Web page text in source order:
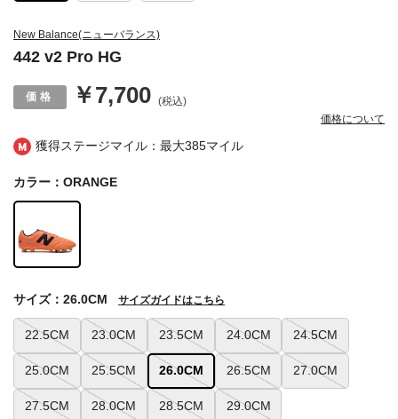
獲得ステージマイル：最大385マイル
New Balance(ニューバランス)
442 v2 Pro HG
￥7,700 (税込)
価格について
カラー：ORANGE
22.5CM 23.0CM 23.5CM 24.0CM 24.5CM
25.0CM 25.5CM 26.0CM 26.5CM 27.0CM
27.5CM 28.0CM 28.5CM 29.0CM
サイズ：26.0CM サイズガイドはこちら